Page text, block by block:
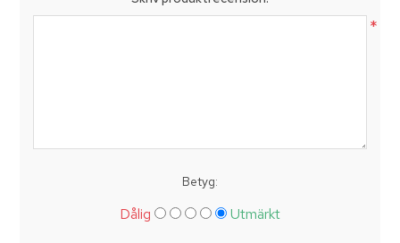
*
Betyg:
Dålig Utmärkt